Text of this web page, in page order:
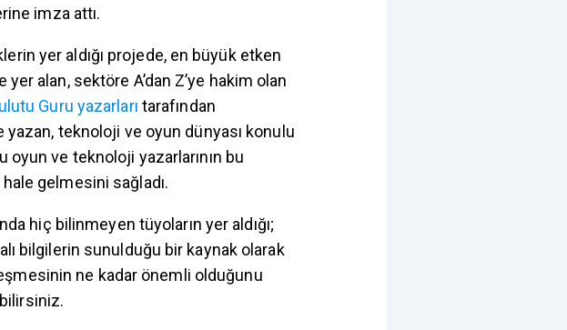
imza attı.
yer aldığı projede, en büyük etken
alan, sektöre A’dan Z’ye hakim olan
Guru yazarları tarafından
yazan, teknoloji ve oyun dünyası konulu
oyun ve teknoloji yazarlarının bu
gelmesini sağladı.
hiç bilinmeyen tüyoların yer aldığı;
bilgilerin sunulduğu bir kaynak olarak
ne kadar önemli olduğunu